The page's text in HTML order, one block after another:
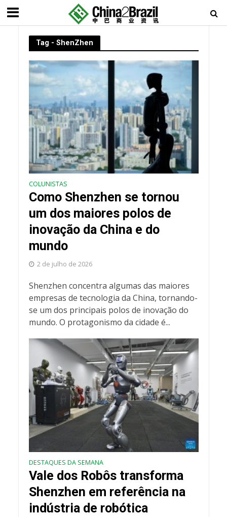
Tag - ShenZhen
COLUNISTAS
Como Shenzhen se tornou
um dos maiores polos de
inovação da China e do
mundo
2 de julho de 2026
Shenzhen concentra algumas das maiores
empresas de tecnologia da China, tornando-
se um dos principais polos de inovação do
mundo. O protagonismo da cidade é...
DESTAQUES DA SEMANA
Vale dos Robôs transforma
Shenzhen em referência na
indústria de robótica